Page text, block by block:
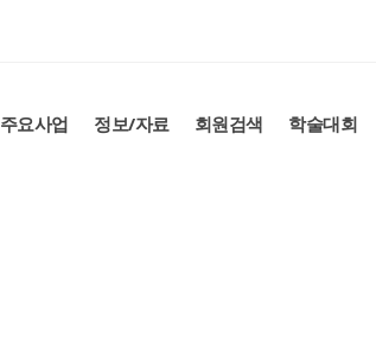
주요사업 정보/자료 회원검색 학술대회